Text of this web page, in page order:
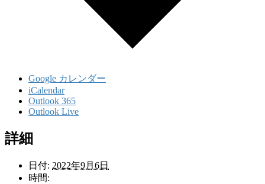
Google カレンダー
iCalendar
Outlook 365
Outlook Live
詳細
日付: 2022年9月6日
時間: